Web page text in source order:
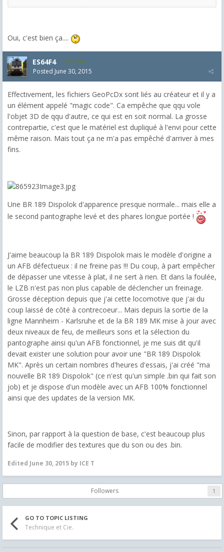
Oui, c'est bien ça....
ES64F4 2,046
Posted June 30, 2015
Effectivement, les fichiers GeoPcDx sont liés au créateur et il y a
un élément appelé "magic code". Ca empêche que qqu vole
l'objet 3D de qqu d'autre, ce qui est en soit normal. La grosse
contrepartie, c'est que le matériel est dupliqué à l'envi pour cette
même raison. Mais tout ça ne m'a pas empêché d'arriver à mes
fins.
Une BR 189 Dispolok d'apparence presque normale... mais elle a
le second pantographe levé et des phares longue portée !
J'aime beaucoup la BR 189 Dispolok mais le modèle d'origine a
un AFB défectueux : il ne freine pas !!! Du coup, à part empêcher
de dépasser une vitesse à plat, il ne sert à rien. Et dans la foulée,
le LZB n'est pas non plus capable de déclencher un freinage.
Grosse déception depuis que j'ai cette locomotive que j'ai du
coup laissé de côté à contrecoeur... Mais depuis la sortie de la
ligne Mannheim - Karlsruhe et de la BR 189 MK mise à jour avec
deux niveaux de feu, de meilleurs sons et la sélection du
pantographe ainsi qu'un AFB fonctionnel, je me suis dit qu'il
devait exister une solution pour avoir une "BR 189 Dispolok
MK". Après un certain nombres d'heures d'essais, j'ai créé "ma
nouvelle BR 189 Dispolok" (ce n'est qu'un simple .bin qui fait son
job) et je dispose d'un modèle avec un AFB 100% fonctionnel
ainsi que des updates de la version MK.
Sinon, par rapport à la question de base, c'est beaucoup plus
facile de modifier des textures que du son ou des .bin.
Edited June 30, 2015 by ICE T
Followers 1
GO TO TOPIC LISTING
Technique et Cie.